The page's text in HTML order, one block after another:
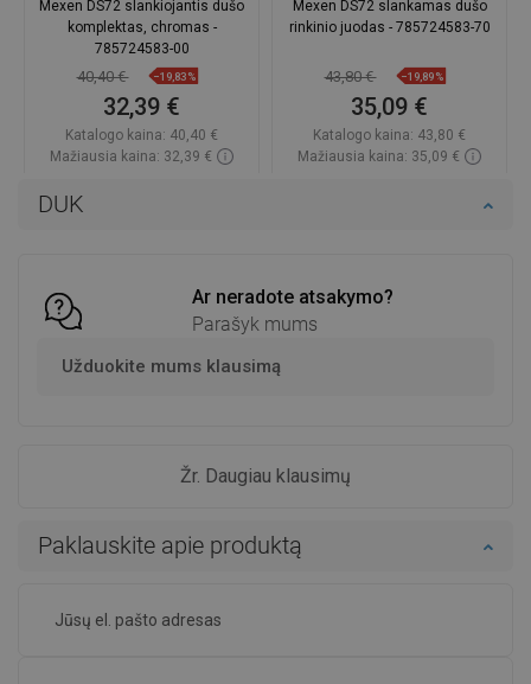
DUK
Ar neradote atsakymo?
Parašyk mums
Užduokite mums klausimą
Žr. Daugiau klausimų
Paklauskite apie produktą
Mexen DS72 slankiojantis dušo
komplektas, chromas -
785724583-00
40,40 € −19,83%
32,39 €
Katalogo kaina: 40,40 €
Mažiausia kaina: 32,39 €
Mexen DS72 slankamas dušo
rinkinio juodas - 785724583-70
43,80 € −19,89%
35,09 €
Katalogo kaina: 43,80 €
Mažiausia kaina: 35,09 €